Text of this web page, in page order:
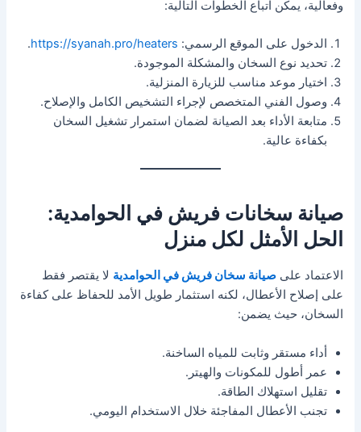
وفعالية، يمكن اتباع الخطوات التالية:
الدخول على الموقع الرسمي: https://syanah.pro/heaters
.
تحديد نوع السخان والمشكلة الموجودة.
اختيار موعد مناسب للزيارة المنزلية.
وصول الفني المتخصص لإجراء التشخيص الكامل والإصلاح.
متابعة الأداء بعد الصيانة لضمان استمرار تشغيل السخان
بكفاءة عالية.
صيانة سخانات فريش في الحوامدية:
الحل الأمثل لكل منزل
الاعتماد علىصيانة سخان فريش في الحوامدية لا يقتصر فقط
على إصلاح الأعطال، لكنه استثمار طويل الأمد للحفاظ على كفاءة
السخان، حيث يضمن:
أداء مستقر وثابت للمياه الساخنة.
عمر أطول للمكونات والهيتر.
تقليل استهلاك الطاقة.
تجنب الأعطال المفاجئة خلال الاستخدام اليومي.